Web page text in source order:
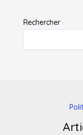
Rechercher